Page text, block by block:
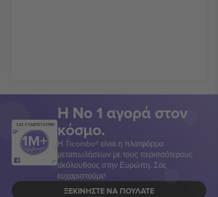
ΣΑΣ ΕΥΧΑΡΙΣΤΟΥΜΕ!
Η Νο 1 αγορά στον
κόσμο.
Η Ticombo® είναι η πλατφόρμα
μεταπωλήσεων με τους περισσότερους
ακόλουθους στην Ευρώπη. Σας
ευχαριστούμε!
ΞΕΚΙΝΉΣΤΕ ΝΑ ΠΟΥΛΆΤΕ